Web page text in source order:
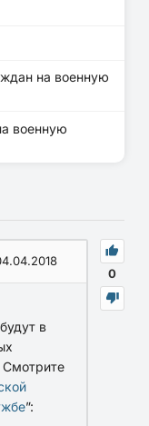
на военную
военную
0
в
Смотрите
”: